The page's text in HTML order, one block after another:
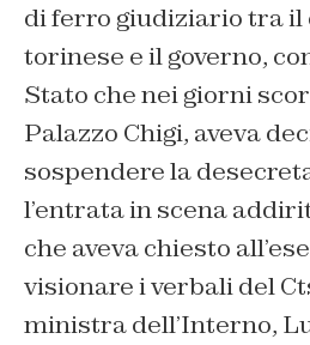
di ferro giudiziario tra
torinese e il governo,
Stato che nei giorni
Palazzo Chigi, aveva
sospendere la
l’entrata in scena
che aveva chiesto
visionare i verbali del
ministra dell’Interno,